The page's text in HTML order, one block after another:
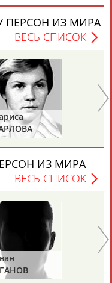
Герман
АБДУЛАЕВ
Загалав
АБДУЛБЕКОВ
Назир
АБДУЛЛАЕВ
ПЕРСОН ИЗ МИРА
ВЕСЬ СПИСОК
ИЗ МИРА
ВЕСЬ СПИСОК